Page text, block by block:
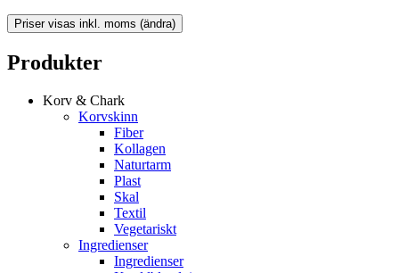
Produkter
Korv & Chark
Korvskinn
Fiber
Kollagen
Naturtarm
Plast
Skal
Textil
Vegetariskt
Ingredienser
Ingredienser